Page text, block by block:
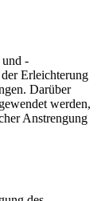
und -
Erleichterung
Darüber
werden,
Anstrengung